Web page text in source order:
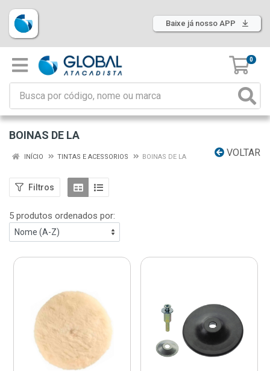
Baixe já nosso APP
0
BOINAS DE LA
VOLTAR
INÍCIO TINTAS E ACESSORIOS BOINAS DE LA
Filtros
5 produtos ordenados por: